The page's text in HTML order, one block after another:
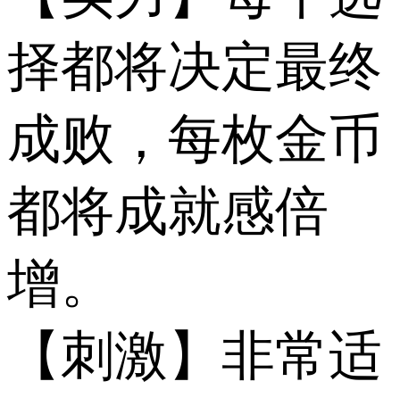
择都将决定最终
成败，每枚金币
都将成就感倍
增。
【刺激】非常适